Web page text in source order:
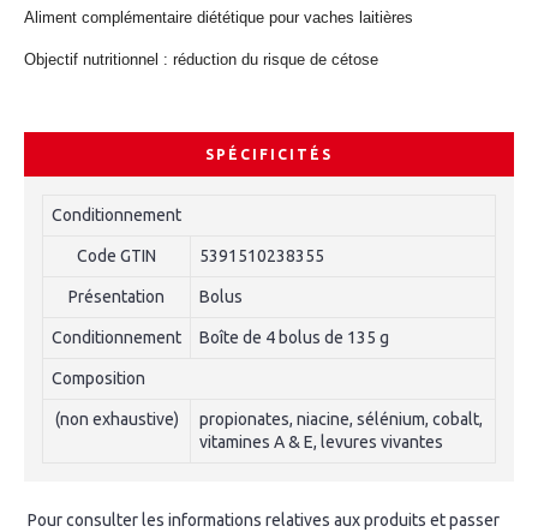
Aliment complémentaire diététique pour vaches laitières
Objectif nutritionnel : réduction du risque de cétose
SPÉCIFICITÉS
Conditionnement
Code GTIN 5391510238355
Présentation Bolus
Conditionnement Boîte de 4 bolus de 135 g
Composition
(non exhaustive)
propionates, niacine, sélénium, cobalt,
vitamines A & E, levures vivantes
Pour consulter les informations relatives aux produits et passer